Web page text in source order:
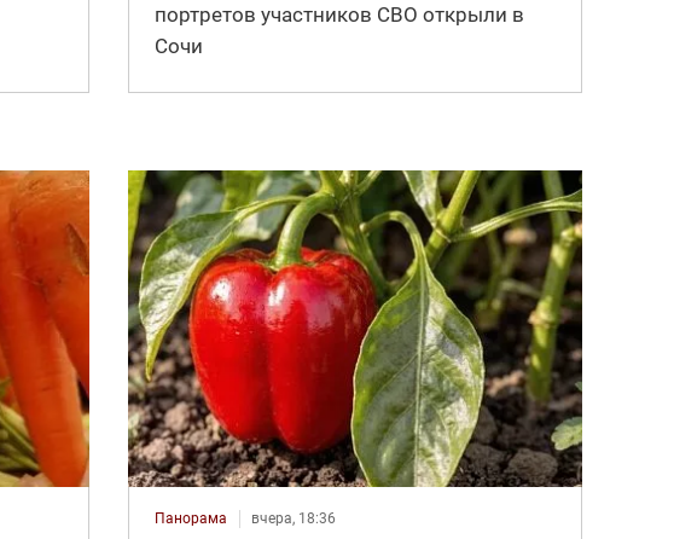
портретов участников СВО открыли в
Сочи
Панорама вчера, 18:36